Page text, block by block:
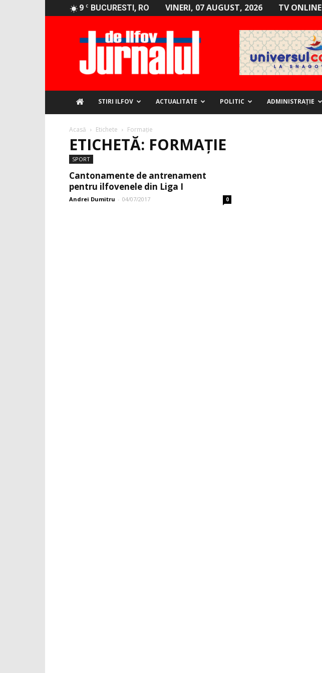
9 C BUCURESTI, RO VINERI, 07 AUGUST, 2026 TV ONLINE
STIRI ILFOV ACTUALITATE POLITIC ADMINISTRAȚIE
Acasă Etichete Formație
ETICHETĂ: FORMAȚIE
SPORT
Cantonamente de antrenament
pentru ilfovenele din Liga I
Andrei Dumitru - 04/07/2017 0